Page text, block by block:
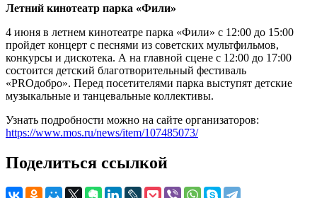
Летний кинотеатр парка «Фили»
4 июня в летнем кинотеатре парка «Фили» с 12:00 до 15:00
пройдет концерт с песнями из советских мультфильмов,
конкурсы и дискотека. А на главной сцене с 12:00 до 17:00
состоится детский благотворительный фестиваль
«PROдобро». Перед посетителями парка выступят детские
музыкальные и танцевальные коллективы.
Узнать подробности можно на сайте организаторов:
https://www.mos.ru/news/item/107485073/
Поделиться ссылкой